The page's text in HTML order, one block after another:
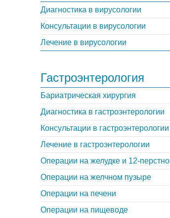
Диагностика в вирусологии
Консультации в вирусологии
Лечение в вирусологии
Гастроэнтерология
Бариатрическая хирургия
Диагностика в гастроэнтерологии
Консультации в гастроэнтерологии
Лечение в гастроэнтерологии
Операции на желудке и 12-
Операции на желчном пузыре
Операции на печени
Операции на пищеводе